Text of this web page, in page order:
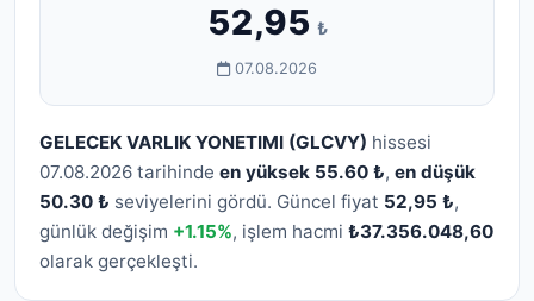
52,95 ₺
07.08.2026
GELECEK VARLIK YONETIMI (GLCVY) hissesi
07.08.2026 tarihinde en yüksek 55.60 ₺, en düşük
50.30 ₺ seviyelerini gördü. Güncel fiyat 52,95 ₺,
günlük değişim +1.15%, işlem hacmi ₺37.356.048,60
olarak gerçekleşti.